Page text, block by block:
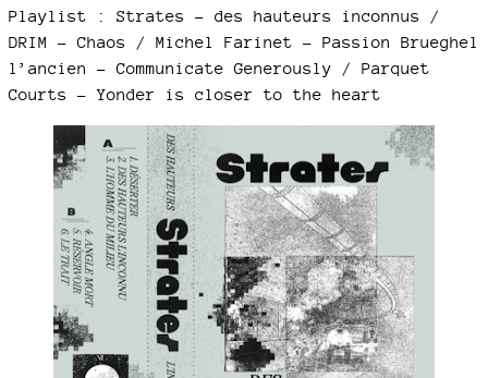
Playlist : Strates - des hauteurs inconnus /
DRIM - Chaos / Michel Farinet - Passion Brueghel
l’ancien - Communicate Generously / Parquet
Courts - Yonder is closer to the heart